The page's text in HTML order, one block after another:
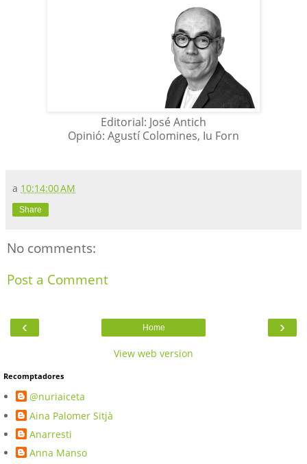
Editorial: José Antich
Opinió: Agustí Colomines, Iu Forn
a 10:14:00 AM
Share
No comments:
Post a Comment
‹ ›
Home
View web version
Recomptadores
@nuriaiceta
Aina Palomer Sitjà
Anarresti
Anna Manso